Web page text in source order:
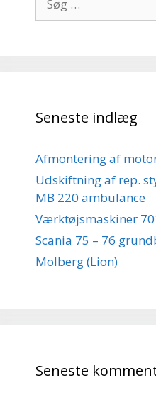
efter:
Seneste indlæg
Afmontering af
Udskiftning af rep.
MB 220 ambulance
Værktøjsmaskiner
Scania 75 – 76
Molberg (Lion)
Seneste